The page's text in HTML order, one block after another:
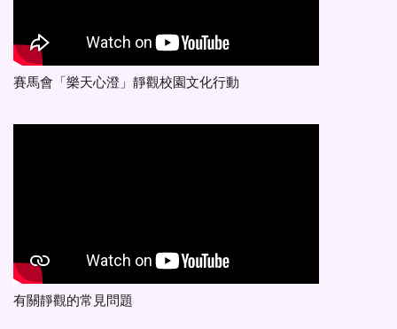
賽馬會「樂天心澄」靜觀校園文化行動
有關靜觀的常見問題